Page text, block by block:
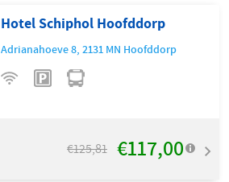
Hotel Schiphol Hoofddorp
Adrianahoeve 8,2131 MN Hoofddorp
€125,81 €117,00